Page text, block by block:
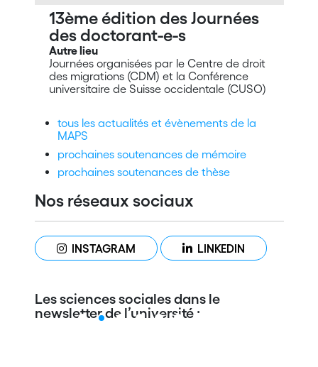
13ème édition des Journées
des doctorant-e-s
Autre lieu
Journées organisées par le Centre de droit
des migrations (CDM) et la Conférence
universitaire de Suisse occidentale (CUSO)
tous les actualités et évènements de la
MAPS
prochaines soutenances de mémoire
prochaines soutenances de thèse
Nos réseaux sociaux
INSTAGRAM LINKEDIN
Les sciences sociales dans le
newsletter de l’université :